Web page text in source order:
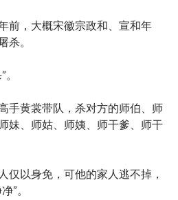
前，大概宋徽宗政和、宣和年
杀。
手黄裳带队，杀对方的师伯、师
妹、师姑、师姨、师干爹、师干
仅以身免，可他的家人逃不掉，
”。